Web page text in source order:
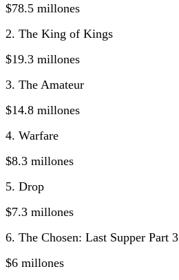
$78.5 millones
2. The King of Kings
$19.3 millones
3. The Amateur
$14.8 millones
4. Warfare
$8.3 millones
5. Drop
$7.3 millones
6. The Chosen: Last Supper Part 3
$6 millones